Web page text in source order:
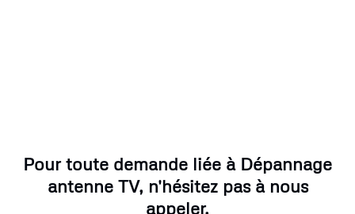
Pour toute demande liée à Dépannage
antenne TV, n'hésitez pas à nous
appeler.